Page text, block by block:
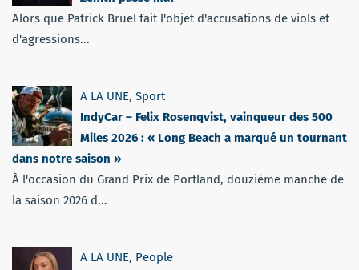
Alors que Patrick Bruel fait l'objet d'accusations de viols et
d'agressions...
A LA UNE, Sport
IndyCar – Felix Rosenqvist, vainqueur des 500
Miles 2026 : « Long Beach a marqué un tournant
dans notre saison »
À l'occasion du Grand Prix de Portland, douzième manche de
la saison 2026 d...
A LA UNE, People